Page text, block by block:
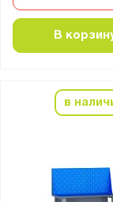
В
в
8
9
11
15